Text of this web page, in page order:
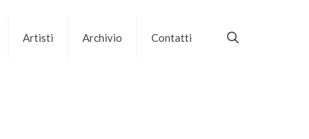
Artisti Archivio Contatti